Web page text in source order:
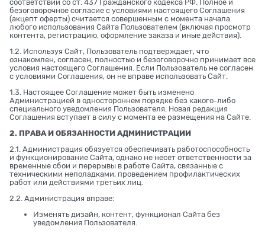
соответствии со ст. 437 Гражданского кодекса РФ. Полное и
безоговорочное согласие с условиями настоящего Соглашения
(акцепт оферты) считается совершенным с момента начала
любого использования Сайта Пользователем (включая просмотр
контента, регистрацию, оформление заказа и иные действия).
1.2. Используя Сайт, Пользователь подтверждает, что
ознакомлен, согласен, полностью и безоговорочно принимает все
условия настоящего Соглашения. Если Пользователь не согласен
с условиями Соглашения, он не вправе использовать Сайт.
1.3. Настоящее Соглашение может быть изменено
Администрацией в одностороннем порядке без какого-либо
специального уведомления Пользователя. Новая редакция
Соглашения вступает в силу с момента ее размещения на Сайте.
2. ПРАВА И ОБЯЗАННОСТИ АДМИНИСТРАЦИИ
2.1. Администрация обязуется обеспечивать работоспособность
и функционирование Сайта, однако не несет ответственности за
временные сбои и перерывы в работе Сайта, связанные с
техническими неполадками, проведением профилактических
работ или действиями третьих лиц.
2.2. Администрация вправе:
Изменять дизайн, контент, функционал Сайта без
уведомления Пользователя.